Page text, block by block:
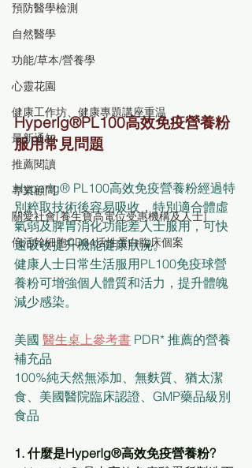
預防醫學檢測
自然醫學
功能/草本/營養學
心靈花園
健康工作坊、健康專題講座重温
最新通知
推薦閱讀
專業顧問
關愛社會[養生寶高電位受惠機構及人士]
倍活幹細胞CD34活性蛋白臨床個案
HyperIg®PL100高效免疫營養粉
服用常見問題
HyperIg® PL100高效免疫營養粉經過特
別粹取技術後容易吸收，特別適合體虛
氣弱及脾胃消化功能差人士服用，可快
速吸收提升機能健康狀況。
健康人士日常生活服用PL100免疫球營
養粉可增強個人體質和活力，提升體魄
減少感染。
美國 醫生桌上參考書 PDR* 推薦的營養
補充品
100%純天然無添加、無麩質、猶太潔
食、美國醫院臨床認證、GMP藥品級別
食品
1. 什麼是HyperIg®高效免疫營養粉?